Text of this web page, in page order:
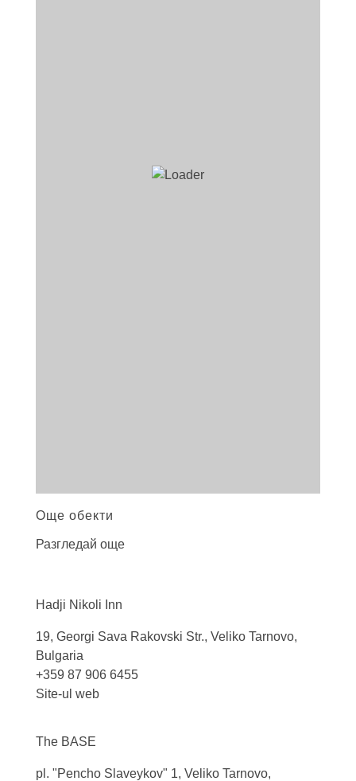
Още обекти
Разгледай още
Hadji Nikoli Inn
19, Georgi Sava Rakovski Str., Veliko Tarnovo,
Bulgaria
+359 87 906 6455
Site-ul web
The BASE
pl. "Pencho Slaveykov" 1, Veliko Tarnovo,